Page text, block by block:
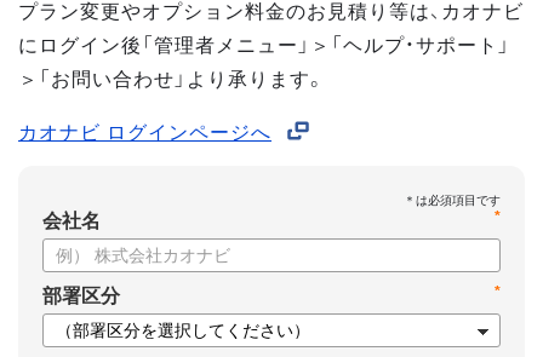
プラン変更やオプション料金のお見積り等は、カオナビ
にログイン後「管理者メニュー」＞「ヘルプ・サポート」
＞「お問い合わせ」より承ります。
カオナビ ログインページへ
*
会社名
*
部署区分